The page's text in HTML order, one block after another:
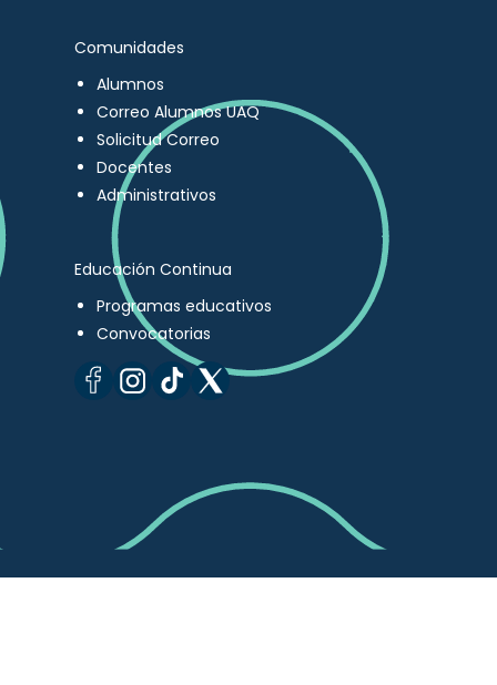
Comunidades
Alumnos
Correo Alumnos UAQ
Solicitud Correo
Docentes
Administrativos
Educación Continua
Programas educativos
Convocatorias